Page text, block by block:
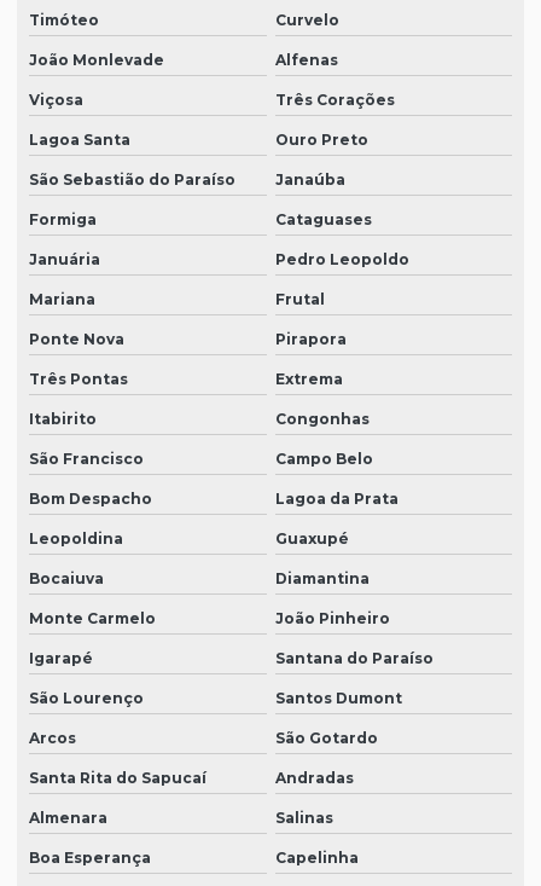
Timóteo Curvelo
João Monlevade Alfenas
Viçosa Três Corações
Lagoa Santa Ouro Preto
São Sebastião do Paraíso Janaúba
Formiga Cataguases
Januária Pedro Leopoldo
Mariana Frutal
Ponte Nova Pirapora
Três Pontas Extrema
Itabirito Congonhas
São Francisco Campo Belo
Bom Despacho Lagoa da Prata
Leopoldina Guaxupé
Bocaiuva Diamantina
Monte Carmelo João Pinheiro
Igarapé Santana do Paraíso
São Lourenço Santos Dumont
Arcos São Gotardo
Santa Rita do Sapucaí Andradas
Almenara Salinas
Boa Esperança Capelinha